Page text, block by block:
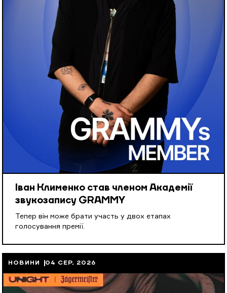
Іван Клименко став членом Академії
звукозапису GRAMMY
Тепер він може брати участь у двох етапах
голосування премії.
НОВИНИ 04 СЕР, 2026